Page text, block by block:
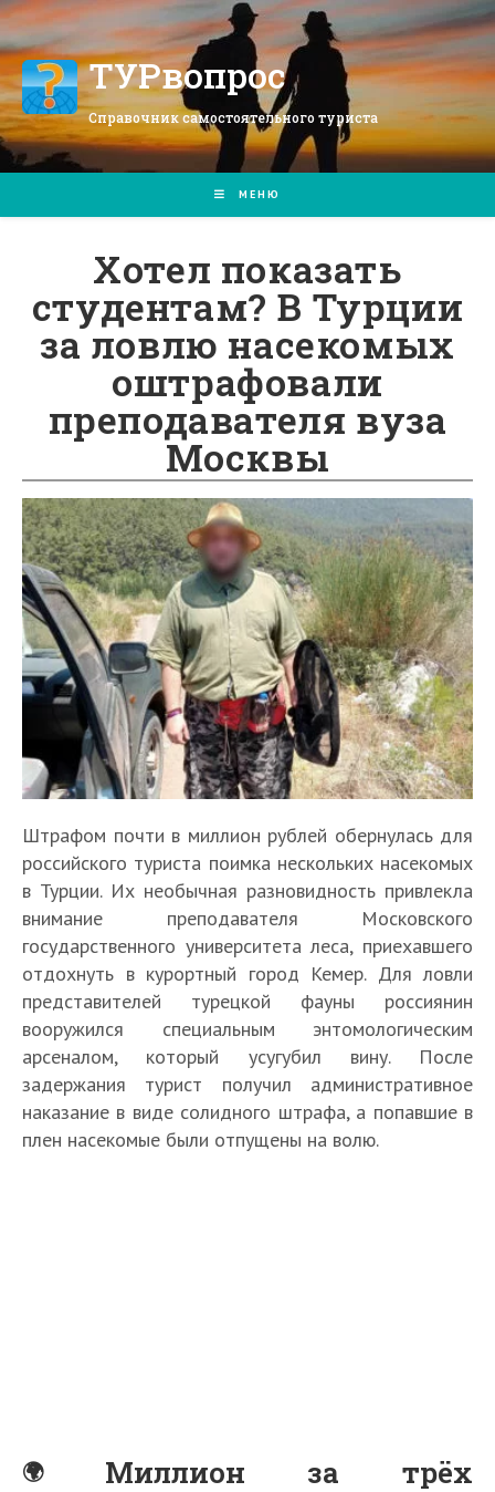
Перейти
к
содержимомуТУРвопрос
Справочник самостоятельного туриста
МЕНЮ
Хотел показать
студентам? В Турции
за ловлю насекомых
оштрафовали
преподавателя вуза
Москвы
Штрафом почти в миллион рублей обернулась для
российского туриста поимка нескольких насекомых
в Турции. Их необычная разновидность привлекла
внимание преподавателя Московского
государственного университета леса, приехавшего
отдохнуть в курортный город Кемер. Для ловли
представителей турецкой фауны россиянин
вооружился специальным энтомологическим
арсеналом, который усугубил вину. После
задержания турист получил административное
наказание в виде солидного штрафа, а попавшие в
плен насекомые были отпущены на волю.
Миллион за трёх